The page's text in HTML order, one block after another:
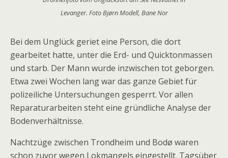
Levanger. Foto Bjørn Modell, Bane Nor
Bei dem Unglück geriet eine Person, die dort
gearbeitet hatte, unter die Erd- und Quicktonmassen
und starb. Der Mann wurde inzwischen tot geborgen.
Etwa zwei Wochen lang war das ganze Gebiet für
polizeiliche Untersuchungen gesperrt. Vor allen
Reparaturarbeiten steht eine gründliche Analyse der
Bodenverhältnisse.
Nachtzüge zwischen Trondheim und Bodø waren
schon zuvor wegen Lokmangels eingestellt. Tagsüber